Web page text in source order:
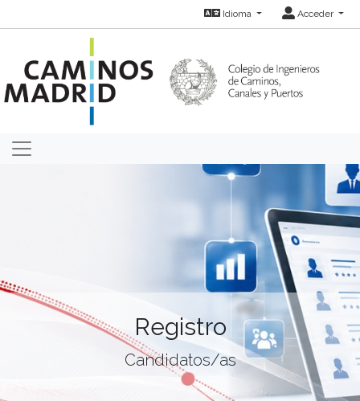
Idioma Acceder
Registro
Candidatos/as